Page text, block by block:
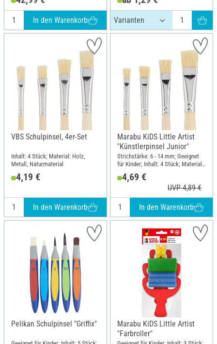
In den Warenkorb
VBS Schulpinsel, 4er-Set
Inhalt: 4 Stück; Material: Holz,
Metall, Naturmaterial
4,19 €
In den Warenkorb
Marabu KiDS Little Artist
"Künstlerpinsel Junior"
Strichstärke: 6 - 14 mm; Geeignet
für Kinder; Inhalt: 4 Stück; Material:
4,69 €
UVP 4,89 €
In den Warenkorb
Pelikan Schulpinsel "Griffix"
Marabu KiDS Little Artist
"Farbroller"